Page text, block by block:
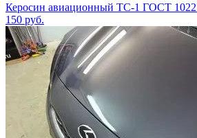
Керосин авиационный ТС-1 ГОСТ
150 руб.